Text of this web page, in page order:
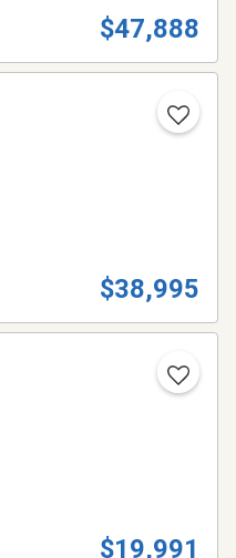
$47,888
$38,995
$19,991